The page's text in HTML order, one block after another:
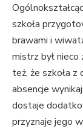
szkoła
brawami i
mistrz był nieco
też, że szkoła z
absencje
dostaje
przyznaje jego